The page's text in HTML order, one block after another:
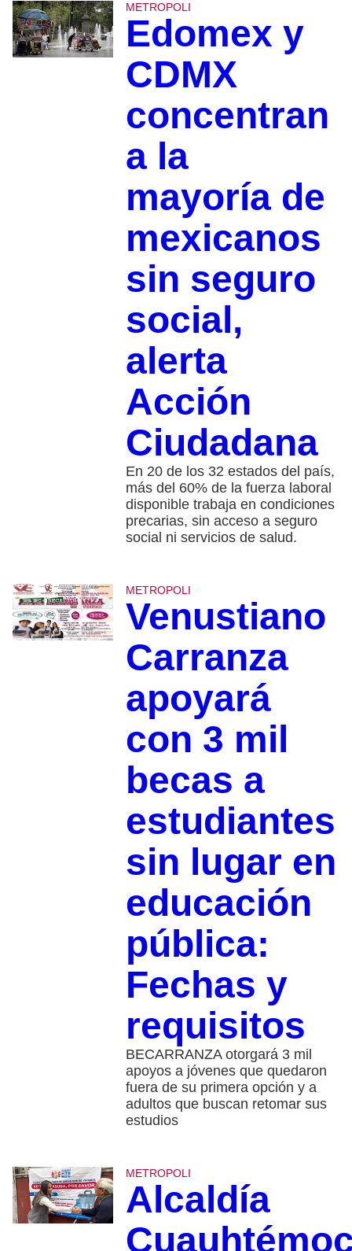
METROPOLI
Edomex y
CDMX
concentran
a la
mayoría de
mexicanos
sin seguro
social,
alerta
Acción
Ciudadana
En 20 de los 32 estados del país,
más del 60% de la fuerza laboral
disponible trabaja en condiciones
precarias, sin acceso a seguro
social ni servicios de salud.
METROPOLI
Venustiano
Carranza
apoyará
con 3 mil
becas a
estudiantes
sin lugar en
educación
pública:
Fechas y
requisitos
BECARRANZA otorgará 3 mil
apoyos a jóvenes que quedaron
fuera de su primera opción y a
adultos que buscan retomar sus
estudios
METROPOLI
Alcaldía